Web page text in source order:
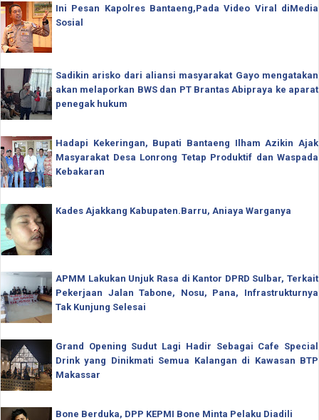
Ini Pesan Kapolres Bantaeng,Pada Video Viral diMedia
Sosial
Sadikin arisko dari aliansi masyarakat Gayo mengatakan
akan melaporkan BWS dan PT Brantas Abipraya ke aparat
penegak hukum
Hadapi Kekeringan, Bupati Bantaeng Ilham Azikin Ajak
Masyarakat Desa Lonrong Tetap Produktif dan Waspada
Kebakaran
Kades Ajakkang Kabupaten.Barru, Aniaya Warganya
APMM Lakukan Unjuk Rasa di Kantor DPRD Sulbar, Terkait
Pekerjaan Jalan Tabone, Nosu, Pana, Infrastrukturnya
Tak Kunjung Selesai
Grand Opening Sudut Lagi Hadir Sebagai Cafe Special
Drink yang Dinikmati Semua Kalangan di Kawasan BTP
Makassar
Bone Berduka, DPP KEPMI Bone Minta Pelaku Diadili